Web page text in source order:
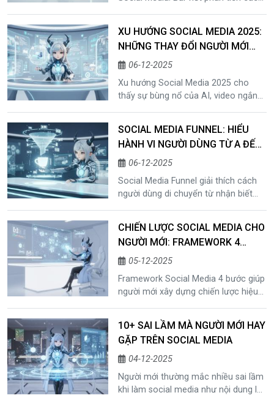
AI tối thiểu và hướng dẫn quy trình
giúp tăng tốc sản xuất nội dung gấp
10 lần chỉ trong vài phút.
XU HƯỚNG SOCIAL MEDIA 2025:
NHỮNG THAY ĐỔI NGƯỜI MỚI
CẦN BIẾT
06-12-2025
Xu hướng Social Media 2025 cho
thấy sự bùng nổ của AI, video ngắn
phân tích các thay đổi lớn, case
study TikTok Shop và hướng dẫn
người mới thích nghi để phát triển
hiệu quả trên mạng xã hội.
SOCIAL MEDIA FUNNEL: HIỂU
HÀNH VI NGƯỜI DÙNG TỪ A ĐẾN
Z 06-12-2025
Social Media Funnel giải thích cách
người dùng di chuyển từ nhận biết
hành vi ở từng giai đoạn, chỉ số KPI
quan trọng và case study thực tế,
giúp bạn xây dựng Funnel hiệu quả và
tối ưu chuyển đổi bền vững.
CHIẾN LƯỢC SOCIAL MEDIA CHO
NGƯỜI MỚI: FRAMEWORK 4
BƯỚC HIỆU QUẢ
05-12-2025
Framework Social Media 4 bước giúp
người mới xây dựng chiến lược hiệu
khách hàng – nền tảng, triển khai nội
dung nhất quán và tối ưu dựa trên dữ
liệu. Bài viết hướng dẫn chi tiết cách
áp dụng để phát triển bền vững trên
10+ SAI LẦM MÀ NGƯỜI MỚI HAY
GẶP TRÊN SOCIAL MEDIA
04-12-2025
Người mới thường mắc nhiều sai lầm
khi làm social media như nội dung lan